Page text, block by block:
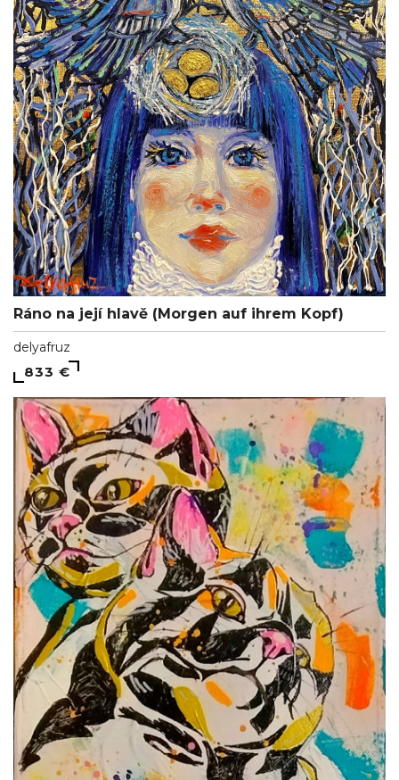
Ráno na její hlavě (Morgen auf ihrem Kopf)
delyafruz
833 €